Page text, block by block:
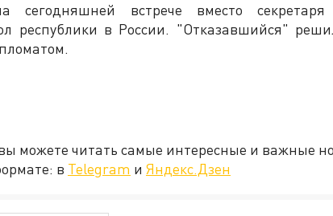
сегодняшней встрече вместо
республики в России. "Отказавшийся"
можете читать самые интересные и важные
в Telegram и Яндекс.Дзен